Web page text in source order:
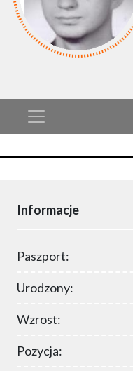
Informacje
Paszport:
Urodzony:
Wzrost:
Pozycja: